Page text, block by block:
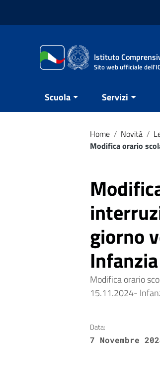
Istituto
Sito web ufficiale
Scuola Servizi
Home / Novità /
Modifica orario
giorno
Modifica orario
15.11.2024-
Data:
7 Novembre